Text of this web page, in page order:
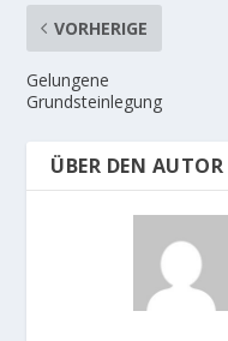
VORHERIGE
Gelungene
Grundsteinlegung
ÜBER DEN AUTOR